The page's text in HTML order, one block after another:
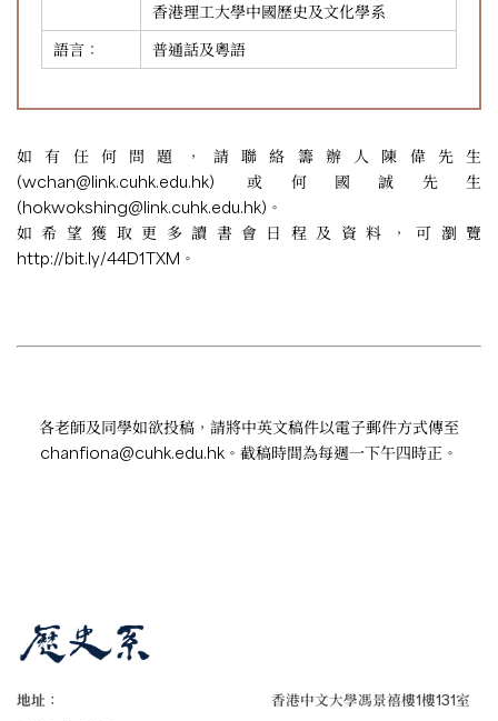
香港理工大學中國歷史及文化學系
語言：
普通話及粵語
如有任何問題，請聯絡籌辦人陳偉先生
(wchan@link.cuhk.edu.hk) 或何國誠先生
(hokwokshing@link.cuhk.edu.hk)。
如希望獲取更多讀書會日程及資料，可瀏覽
http://bit.ly/44D1TXM 。
各老師及同學如欲投稿，請將中英文稿件以電子郵件方式傳至
chanfiona@cuhk.edu.hk 。截稿時間為每週一下午四時正。
地址：
香港中文大學馮景禧樓1樓131室